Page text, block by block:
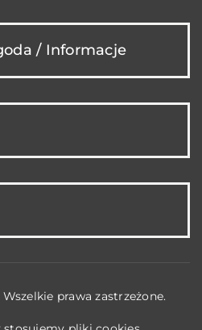
/ Informacje
prawa zastrzeżone.